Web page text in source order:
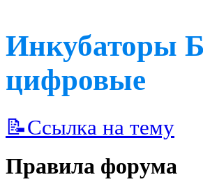
Инкубаторы
цифровые
📝Ссылка на тему
Правила форума